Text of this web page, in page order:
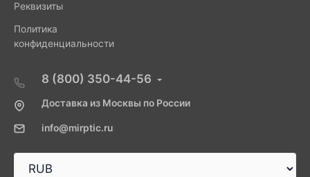
Реквизиты
Политика
конфиденциальности
8 (800) 350-44-56
Доставка из Москвы по России
info@mirptic.ru